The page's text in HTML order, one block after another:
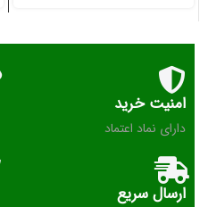
امنیت خرید
دارای نماد اعتماد
ارسال سریع